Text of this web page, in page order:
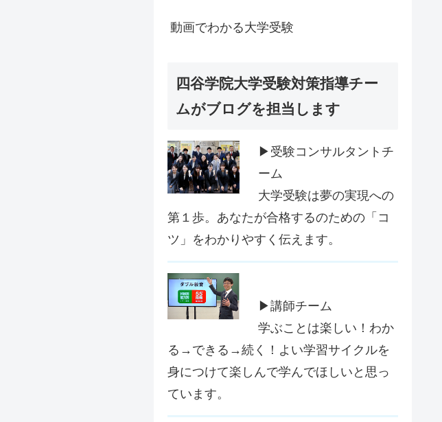
動画でわかる大学受験
四谷学院大学受験対策指導チー
ムがブログを担当します
▶受験コンサルタントチ
ーム
大学受験は夢の実現への
第１歩。あなたが合格するのための「コ
ツ」をわかりやすく伝えます。
▶講師チーム
学ぶことは楽しい！わか
る→できる→続く！よい学習サイクルを
身につけて楽しんで学んでほしいと思っ
ています。